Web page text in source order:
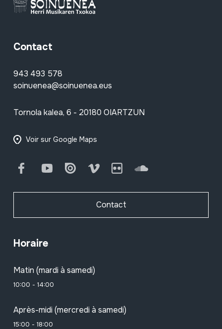
Contact
943 493 578
soinuenea@soinuenea.eus
Tornola kalea, 6 - 20180 OIARTZUN
Voir sur Google Maps
FacebookYoutube Issuu Vimeo Flickr SoundCloud
Contact
Horaire
Matin (mardi à samedi)
10:00 - 14:00
Après-midi (mercredi à samedi)
15:00 - 18:00